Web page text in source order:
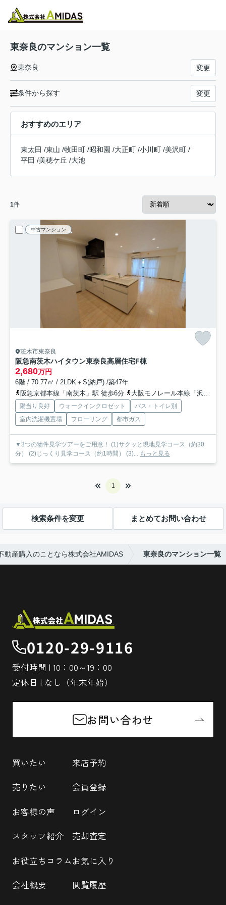
東奈良のマンション一覧
東奈良 変更
条件から探す 変更
おすすめのエリア
東太田 /東山 /牧田町 /昭和園 /大正町 /小川町 /美沢町 /
平田 /美穂ケ丘 /大池
1件
中古マンション
茨木市東奈良
阪急南茨木ハイタウン東奈良高層住宅F棟
2,680万円
6階 / 70.77㎡ / 2LDK＋S(納戸) /築47年
阪急京都本線「南茨木」駅 徒歩6分
大阪モノレール本線「沢良宜」駅 徒歩16分
陽当り良好 ウォークインクロゼット
バス・トイレ別
室内洗濯機置場
フローリング 都市ガス
▼3つの物件見学ツアーをご用意！ (1)サクッと現地見学コース（約30
分） (2)じっくり見学コース（約1時間） (3)...
もっと見る
1
検索条件を変更 まとめてお問い合わせ
動産購入のことなら株式会社AMIDAS 東奈良のマンション一覧
0120-29-9116
受付時間 | 10：00～19：00
定休日 | なし（年末年始）
お問い合わせ
買いたい
売りたい
お客様の声
スタッフ紹介
お役立ちコラム
会社概要
来店予約
会員登録
ログイン
売却査定
お気に入り
閲覧履歴